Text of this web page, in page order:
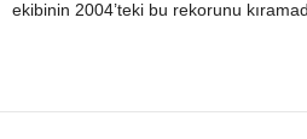
ekibinin 2004’teki bu rekorunu